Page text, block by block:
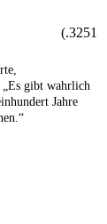
3251.)
„Es gibt wahrlich
Jahre